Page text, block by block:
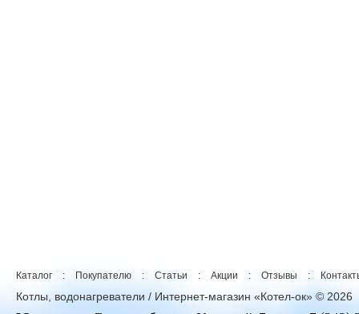
Каталог : Покупателю : Статьи : Акции : Отзывы :
Котлы, водонагреватели / Интернет-магазин «Котел-ок» © 2026